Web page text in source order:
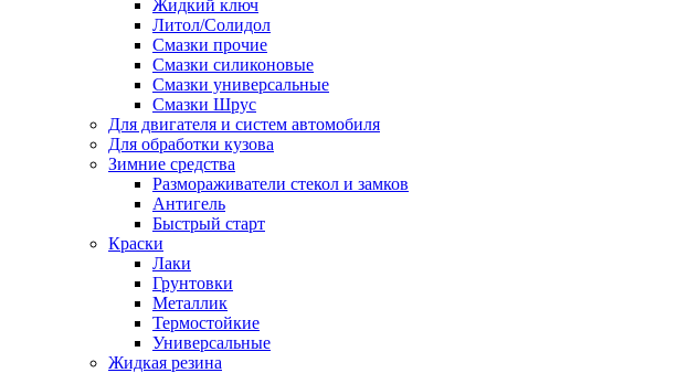
Жидкий ключ
Литол/Солидол
Смазки прочие
Смазки силиконовые
Смазки универсальные
Смазки Шрус
Для двигателя и систем автомобиля
Для обработки кузова
Зимние средства
Размораживатели стекол и замков
Антигель
Быстрый старт
Краски
Лаки
Грунтовки
Металлик
Термостойкие
Универсальные
Жидкая резина